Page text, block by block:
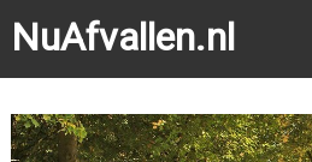
NuAfvallen.nl